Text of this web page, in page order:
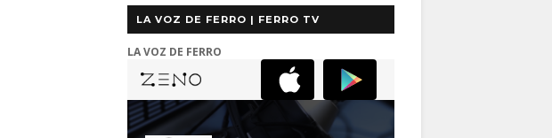
LA VOZ DE FERRO | FERRO TV
LA VOZ DE FERRO